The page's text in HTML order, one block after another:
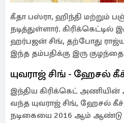
கீதா பஸ்ரா, ஹிந்தி மற்றும்
நடித்துள்ளார். கிரிக்கெட்டில்
ஹர்பஜன் சிங், தற்போது
இந்த தம்பதிக்கு இரு
யுவராஜ் சிங் - ஹேசல்
இந்திய கிரிக்கெட்
வந்த யுவராஜ் சிங், ஹேசல்
நடிகையை 2016 ஆம் ஆண்டு